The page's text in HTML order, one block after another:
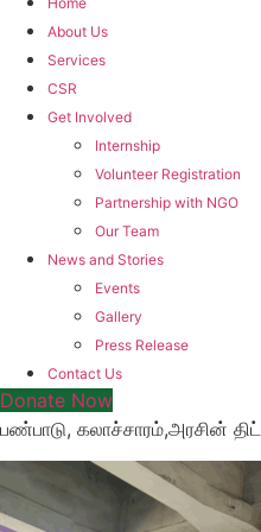
About Us
Services
CSR
Get Involved
Internship
Volunteer Registration
Partnership with NGO
Our Team
News and Stories
Events
Gallery
Press Release
Contact Us
Donate Now
பண்பாடு, கலாச்சாரம்,அரசின்